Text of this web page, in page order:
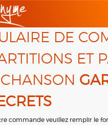
DE
ET
commande veuillez remplir le